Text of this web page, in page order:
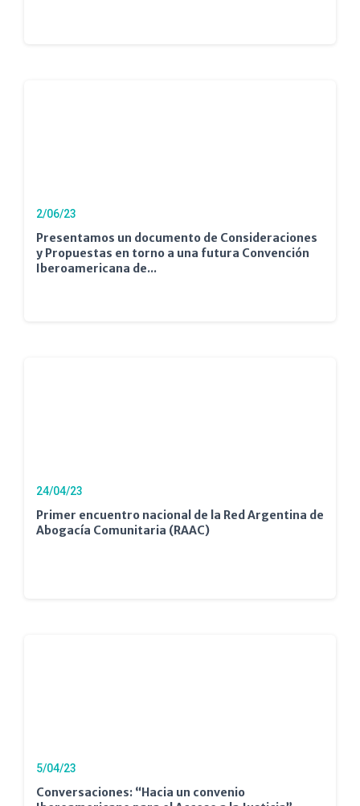
2/06/23
Presentamos un documento de Consideraciones
y Propuestas en torno a una futura Convención
Iberoamericana de...
24/04/23
Primer encuentro nacional de la Red Argentina de
Abogacía Comunitaria (RAAC)
5/04/23
Conversaciones: “Hacia un convenio